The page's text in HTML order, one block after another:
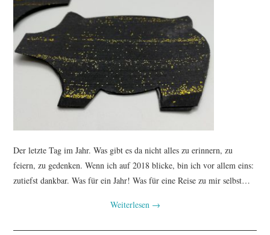
TUTORIALS
WORKSHOPS
PAPIERLIEBE AM
MONTAG
IMPRESSUM
DATENSCHUTZ
Der letzte Tag im Jahr. Was gibt es da nicht alles zu erinnern, zu
feiern, zu gedenken. Wenn ich auf 2018 blicke, bin ich vor allem eins:
zutiefst dankbar. Was für ein Jahr! Was für eine Reise zu mir selbst…
Weiterlesen →